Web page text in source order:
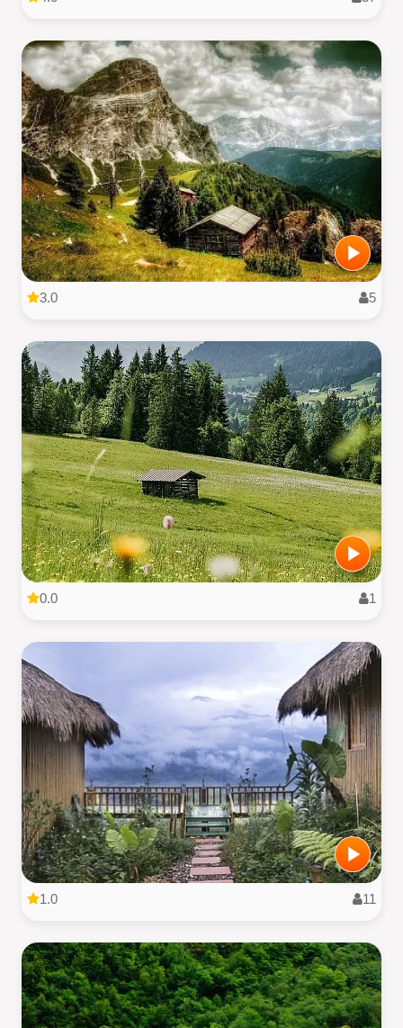
3.0 5
0.0 1
1.0 11